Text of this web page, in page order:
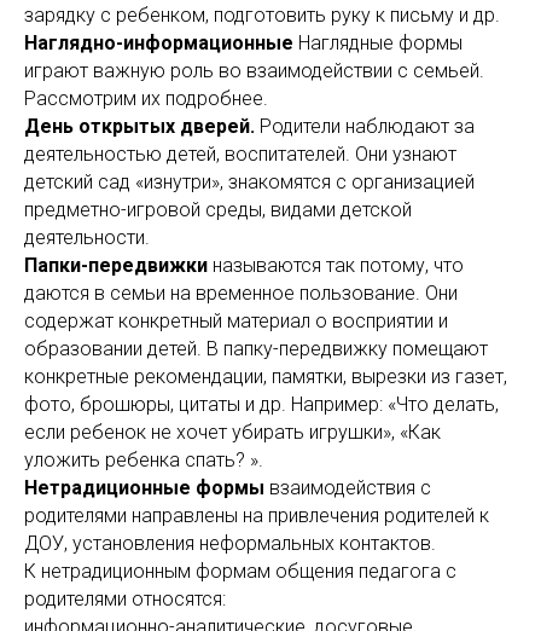
зарядку с ребенком, подготовить руку к письму и др.
Наглядно-информационные Наглядные формы
играют важную роль во взаимодействии с семьей.
Рассмотрим их подробнее.
День открытых дверей. Родители наблюдают за
деятельностью детей, воспитателей. Они узнают
детский сад «изнутри», знакомятся с организацией
предметно-игровой среды, видами детской
деятельности.
Папки-передвижки называются так потому, что
даются в семьи на временное пользование. Они
содержат конкретный материал о восприятии и
образовании детей. В папку-передвижку помещают
конкретные рекомендации, памятки, вырезки из газет,
фото, брошюры, цитаты и др. Например: «Что делать,
если ребенок не хочет убирать игрушки», «Как
уложить ребенка спать? ».
Нетрадиционные формы взаимодействия с
родителями направлены на привлечения родителей к
ДОУ, установления неформальных контактов.
К нетрадиционным формам общения педагога с
родителями относятся: